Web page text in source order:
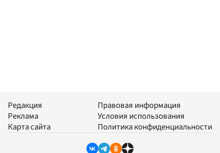
Редакция
Реклама
Карта сайта
Правовая информация
Условия использования
Политика конфиденциальности